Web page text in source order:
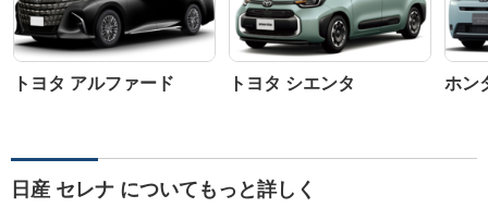
トヨタ アルファード トヨタ シエンタ ホン
日産 セレナ についてもっと詳しく